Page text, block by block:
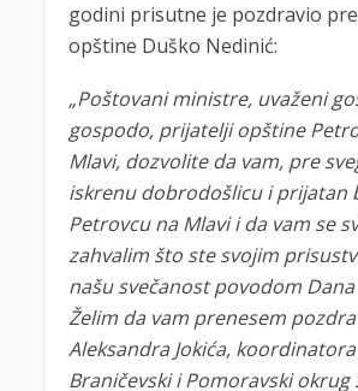
godini prisutne je pozdravio
opštine Duško Nedinić:
„Poštovani ministre, uvaženi
gospodo, prijatelji opštine
Mlavi, dozvolite da vam, pre
iskrenu dobrodošlicu i prijatan
Petrovcu na Mlavi i da vam se
zahvalim što ste svojim
našu svečanost povodom
Želim da vam prenesem
Aleksandra Jokića,
Braničevski i Pomoravski okrug